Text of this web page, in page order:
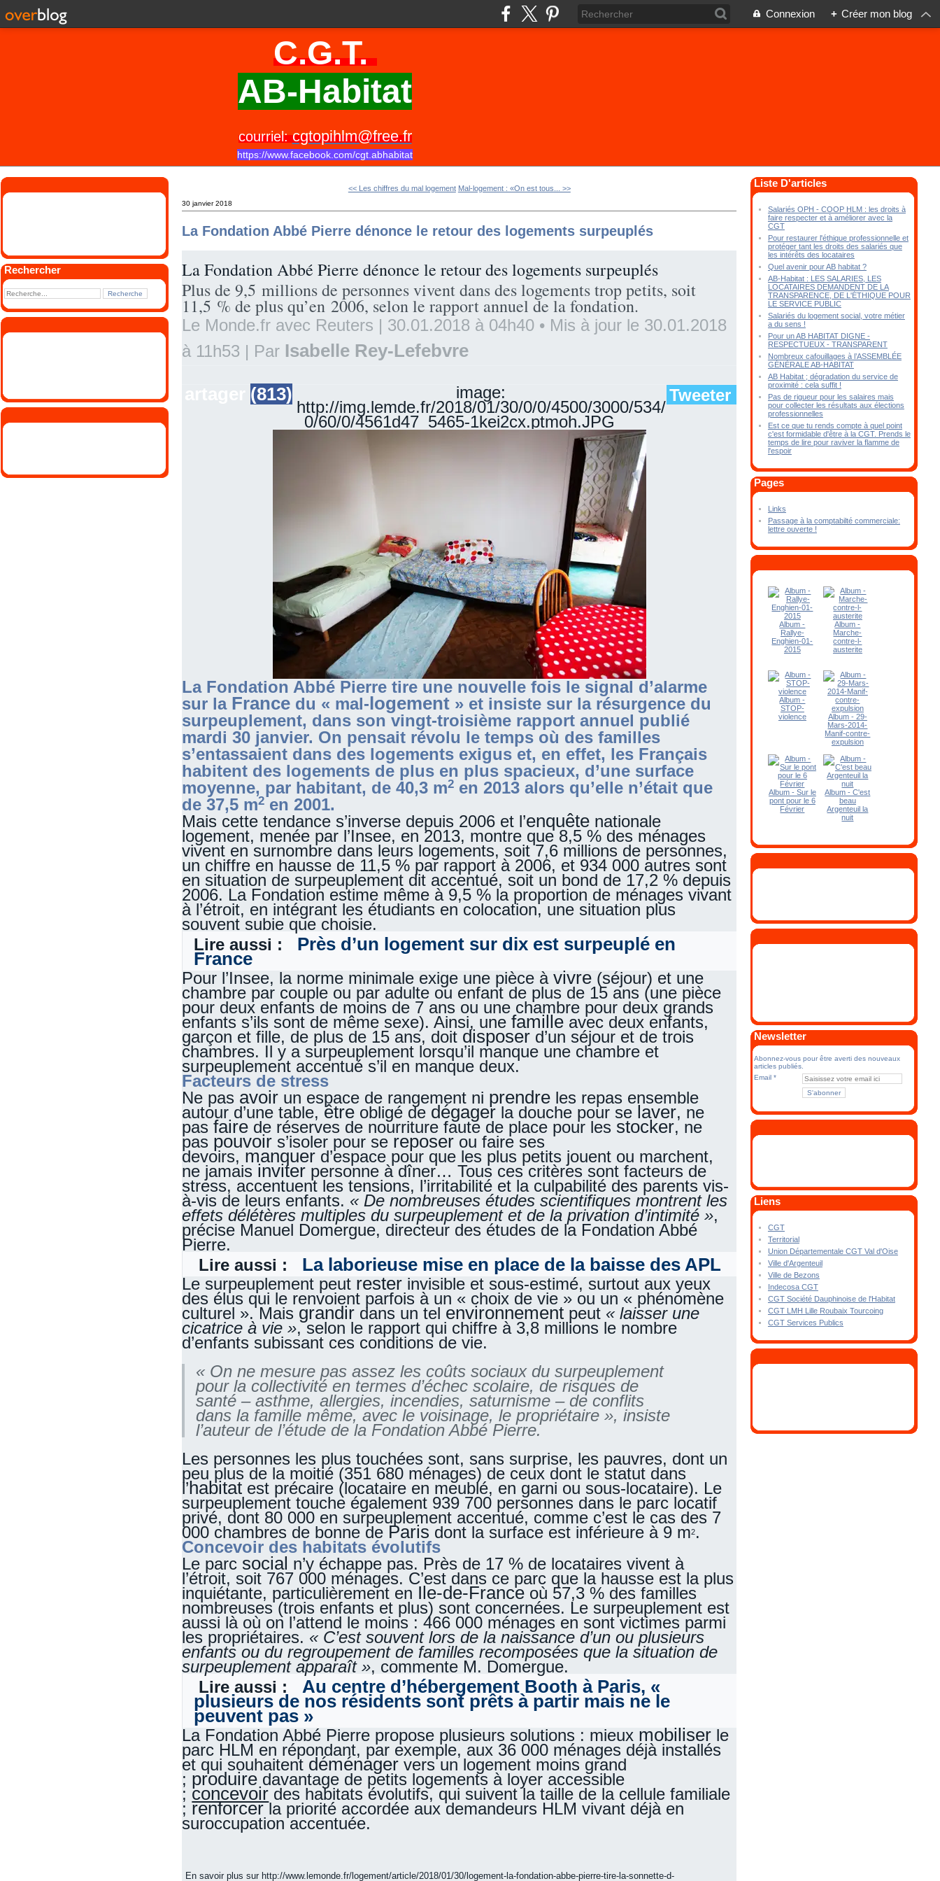
Connexion + Créer mon blog
C.G.T.
AB-Habitat
courriel:cgtopihlm@free.fr
https://www.facebook.com/cgt.abhabitat
Rechercher
<< Les chiffres du mal logement Mal-logement : «On est tous... >>
30 janvier 2018
La Fondation Abbé Pierre dénonce le retour des logements surpeuplés
La Fondation Abbé Pierre dénonce le retour des logements surpeuplés
Plus de 9,5 millions de personnes vivent dans des logements trop petits, soit
11,5 % de plus qu’en 2006, selon le rapport annuel de la fondation.
Le Monde.fr avec Reuters | 30.01.2018 à 04h40 • Mis à jour le 30.01.2018
à 11h53 | Par Isabelle Rey-Lefebvre
(813) Tweeter
image:
http://img.lemde.fr/2018/01/30/0/0/4500/3000/534/
0/60/0/4561d47_5465-1kei2cx.ptmoh.JPG
La Fondation Abbé Pierre tire une nouvelle fois le signal d’alarme
sur la France du « mal-logement » et insiste sur la résurgence du
surpeuplement, dans son vingt-troisième rapport annuel publié
mardi 30 janvier. On pensait révolu le temps où des familles
s’entassaient dans des logements exigus et, en effet, les Français
habitent des logements de plus en plus spacieux, d’une surface
moyenne, par habitant, de 40,3 m2 en 2013 alors qu’elle n’était que
de 37,5 m2 en 2001.
Mais cette tendance s’inverse depuis 2006 et l’enquête nationale
logement, menée par l’Insee, en 2013, montre que 8,5 % des ménages
vivent en surnombre dans leurs logements, soit 7,6 millions de personnes,
un chiffre en hausse de 11,5 % par rapport à 2006, et 934 000 autres sont
en situation de surpeuplement dit accentué, soit un bond de 17,2 % depuis
2006. La Fondation estime même à 9,5 % la proportion de ménages vivant
à l’étroit, en intégrant les étudiants en colocation, une situation plus
souvent subie que choisie.
Lire aussi : Près d’un logement sur dix est surpeuplé en
France
Pour l’Insee, la norme minimale exige une pièce àvivre (séjour) et une
chambre par couple ou par adulte ou enfant de plus de 15 ans (une pièce
pour deux enfants de moins de 7 ans ou une chambre pour deux grands
enfants s’ils sont de même sexe). Ainsi, unefamille avec deux enfants,
garçon et fille, de plus de 15 ans, doit disposer d’un séjour et de trois
chambres. Il y a surpeuplement lorsqu’il manque une chambre et
surpeuplement accentué s’il en manque deux.
Facteurs de stress
Ne pas avoir un espace de rangement ni prendre les repas ensemble
autour d’une table, être obligé de dégager la douche pour se laver, ne
pasfaire de réserves de nourriture faute de place pour les stocker, ne
pas pouvoir s’isoler pour se reposer ou faire ses
devoirs, manquer d’espace pour que les plus petits jouent ou marchent,
ne jamais inviter personne à dîner… Tous ces critères sont facteurs de
stress, accentuent les tensions, l’irritabilité et la culpabilité des parents vis-
à-vis de leurs enfants. « De nombreuses études scientifiques montrent les
effets délétères multiples du surpeuplement et de la privation d’intimité »,
précise Manuel Domergue, directeur des études de la Fondation Abbé
Pierre.
Lire aussi : La laborieuse mise en place de la baisse des APL
Le surpeuplement peut rester invisible et sous-estimé, surtout aux yeux
des élus qui le renvoient parfois à un « choix de vie » ou un « phénomène
culturel ». Mais grandir dans un tel environnement peut « laisser une
cicatrice à vie », selon le rapport qui chiffre à 3,8 millions le nombre
d’enfants subissant ces conditions de vie.
« On ne mesure pas assez les coûts sociaux du surpeuplement
pour la collectivité en termes d’échec scolaire, de risques de
santé – asthme, allergies, incendies, saturnisme – de conflits
dans la famille même, avec le voisinage, le propriétaire », insiste
l’auteur de l’étude de la Fondation Abbé Pierre.
Les personnes les plus touchées sont, sans surprise, les pauvres, dont un
peu plus de la moitié (351 680 ménages) de ceux dont le statut dans
l’habitat est précaire (locataire en meublé, en garni ou sous-locataire). Le
surpeuplement touche également 939 700 personnes dans le parc locatif
privé, dont 80 000 en surpeuplement accentué, comme c’est le cas des 7
000 chambres de bonne de Paris dont la surface est inférieure à 9 m2.
Concevoir des habitats évolutifs
Le parc social n’y échappe pas. Près de 17 % de locataires vivent à
l’étroit, soit 767 000 ménages. C’est dans ce parc que la hausse est la plus
inquiétante, particulièrement en Ile-de-France où 57,3 % des familles
nombreuses (trois enfants et plus) sont concernées. Le surpeuplement est
aussi là où on l’attend le moins : 466 000 ménages en sont victimes parmi
les propriétaires. « C’est souvent lors de la naissance d’un ou plusieurs
enfants ou du regroupement de familles recomposées que la situation de
surpeuplement apparaît », commente M. Domergue.
Lire aussi : Au centre d’hébergement Booth à Paris, «
plusieurs de nos résidents sont prêts à partir mais ne le
peuvent pas »
La Fondation Abbé Pierre propose plusieurs solutions : mieux mobiliser le
parc HLM en répondant, par exemple, aux 36 000 ménages déjà installés
et qui souhaitent déménager vers un logement moins grand
; produire davantage de petits logements à loyer accessible
; concevoir des habitats évolutifs, qui suivent la taille de la cellule familiale
;renforcerla priorité accordée aux demandeurs HLM vivant déjà en
suroccupation accentuée.
En savoir plus sur http://www.lemonde.fr/logement/article/2018/01/30/logement-la-fondation-abbe-pierre-tire-la-sonnette-d-
Liste D'articles
Salariés OPH - COOP HLM : les droits à
faire respecter et à améliorer avec la
CGT
Pour restaurer l'éthique professionnelle et
protéger tant les droits des salariés que
les intérêts des locataires
Quel avenir pour AB habitat ?
AB-Habitat : LES SALARIES, LES
LOCATAIRES DEMANDENT DE LA
TRANSPARENCE, DE L'ÉTHIQUE POUR
LE SERVICE PUBLIC
Salariés du logement social, votre métier
a du sens !
Pour un AB HABITAT DIGNE -
RESPECTUEUX - TRANSPARENT
Nombreux cafouillages à l’ASSEMBLÉE
GÉNÉRALE AB-HABITAT
AB Habitat ; dégradation du service de
proximité : cela suffit !
Pas de rigueur pour les salaires mais
pour collecter les résultats aux élections
professionnelles
Est ce que tu rends compte à quel point
c'est formidable d'être à la CGT. Prends le
temps de lire pour raviver la flamme de
l'espoir
Pages
Links
Passage à la comptabilté commerciale:
lettre ouverte !
Album -
Rallye-
Enghien-01-
2015
Album -
Marche-
contre-l-
austerite
Album -
STOP-
violence
Album - 29-
Mars-2014-
Manif-contre-
expulsion
Album - Sur le
pont pour le 6
Février
Album - C'est
beau
Argenteuil la
nuit
Newsletter
Abonnez-vous pour être averti des nouveaux
articles publiés.
Email
Liens
CGT
Territorial
Union Départementale CGT Val d'Oise
Ville d'Argenteuil
Ville de Bezons
Indecosa CGT
CGT Société Dauphinoise de l'Habitat
CGT LMH Lille Roubaix Tourcoing
CGT Services Publics